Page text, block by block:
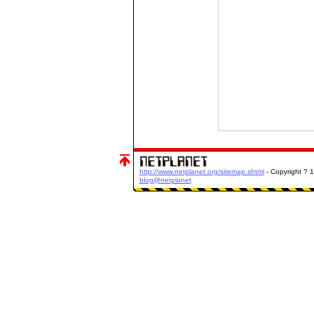
http://www.netplanet.org/sitemap.shtml- Copyright ?
blog@netplanet